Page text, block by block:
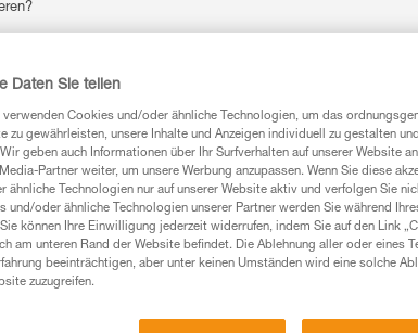
Petzlzu kontaktieren.
Daten Sie teilen
Cookies und/oder ähnliche Technologien, um das
zu gewährleisten, unsere Inhalte und Anzeigen individuell zu gestalten
geben auch Informationen über Ihr Surfverhalten auf unserer Website
Partner weiter, um unsere Werbung anzupassen. Wenn Sie diese
ähnliche Technologien nur auf unserer Website aktiv und verfolgen Sie
und/oder ähnliche Technologien unserer Partner werden Sie während
können Ihre Einwilligung jederzeit widerrufen, indem Sie auf den Link
am unteren Rand der Website befindet. Die Ablehnung aller oder eines
beeinträchtigen, aber unter keinen Umständen wird eine solche
zuzugreifen.